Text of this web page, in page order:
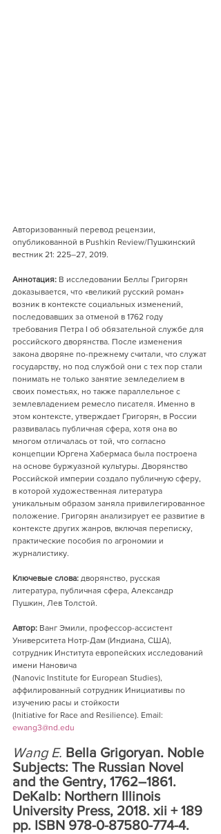
Авторизованный перевод рецензии,
опубликованной в Pushkin Review/Пушкинский
вестник 21: 225–27, 2019.
Аннотация: В исследовании Беллы Григорян
доказывается, что «великий русский роман»
возник в контексте социальных изменений,
последовавших за отменой в 1762 году
требования Петра I об обязательной службе для
российского дворянства. После изменения
закона дворяне по-прежнему считали, что служат
государству, но под службой они с тех пор стали
понимать не только занятие земледелием в
своих поместьях, но также параллельное с
землевладением ремесло писателя. Именно в
этом контексте, утверждает Григорян, в России
развивалась публичная сфера, хотя она во
многом отличалась от той, что согласно
концепции Юргена Хабермаса была построена
на основе буржуазной культуры. Дворянство
Российской империи создало публичную сферу,
в которой художественная литература
уникальным образом заняла привилегированное
положение. Григорян анализирует ее развитие в
контексте других жанров, включая переписку,
практические пособия по агрономии и
журналистику.
Ключевые слова: дворянство, русская
литература, публичная сфера, Александр
Пушкин, Лев Толстой.
Автор: Ванг Эмили, профессор-ассистент
Университета Нотр-Дам (Индиана, США),
сотрудник Института европейских исследований
имени Нановича
(Nanovic Institute for European Studies),
аффилированный сотрудник Инициативы по
изучению расы и стойкости
(Initiative for Race and Resilience). Email:
ewang3@nd.edu
Wang E. Bella Grigoryan. Noble
Subjects: The Russian Novel
and the Gentry, 1762–1861.
DeKalb: Northern Illinois
University Press, 2018. xii + 189
pp. ISBN 978-0-87580-774-4.